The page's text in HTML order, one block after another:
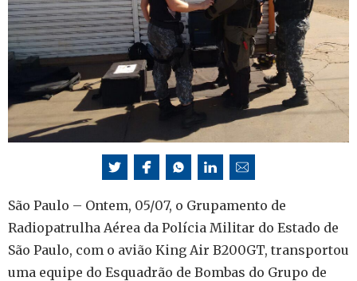
São Paulo – Ontem, 05/07, o Grupamento de
Radiopatrulha Aérea da Polícia Militar do Estado de
São Paulo, com o avião King Air B200GT, transportou
uma equipe do Esquadrão de Bombas do Grupo de